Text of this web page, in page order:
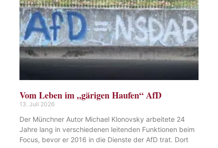
Vom Leben im „gärigen Haufen“ AfD
13. Juli 2026
Der Münchner Autor Michael Klonovsky arbeitete 24
Jahre lang in verschiedenen leitenden Funktionen beim
Focus, bevor er 2016 in die Dienste der AfD trat. Dort